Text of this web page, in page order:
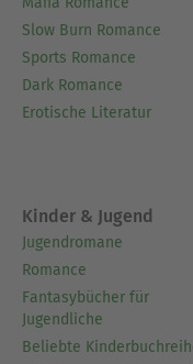
Slow Burn Romance
Sports Romance
Dark Romance
Erotische Literatur
Kinder & Jugend
Jugendromane
Romance
Fantasybücher für
Jugendliche
Beliebte